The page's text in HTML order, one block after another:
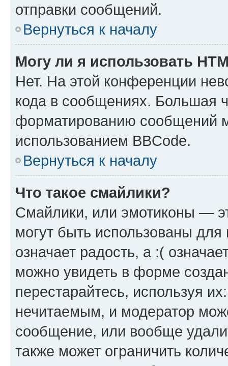
отправки сообщений.
Вернуться к началу
Могу ли я использовать
Нет. На этой конференции
кода в сообщениях. Большая
форматированию сообщений
использованием BBCode.
Вернуться к началу
Что такое смайлики?
Смайлики, или эмотиконы —
могут быть использованы
означает радость, а :(
можно увидеть в форме
перестарайтесь, используя
нечитаемым, и модератор
сообщение, или вообще
также может ограничить